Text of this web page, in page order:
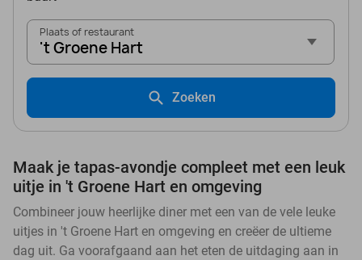
Plaats of restaurant
't Groene Hart
Zoeken
Maak je tapas-avondje compleet met een leuk
uitje in 't Groene Hart en omgeving
Combineer jouw heerlijke diner met een van de vele leuke
uitjes in 't Groene Hart en omgeving en creëer de ultieme
dag uit. Ga voorafgaand aan het eten de uitdaging aan in